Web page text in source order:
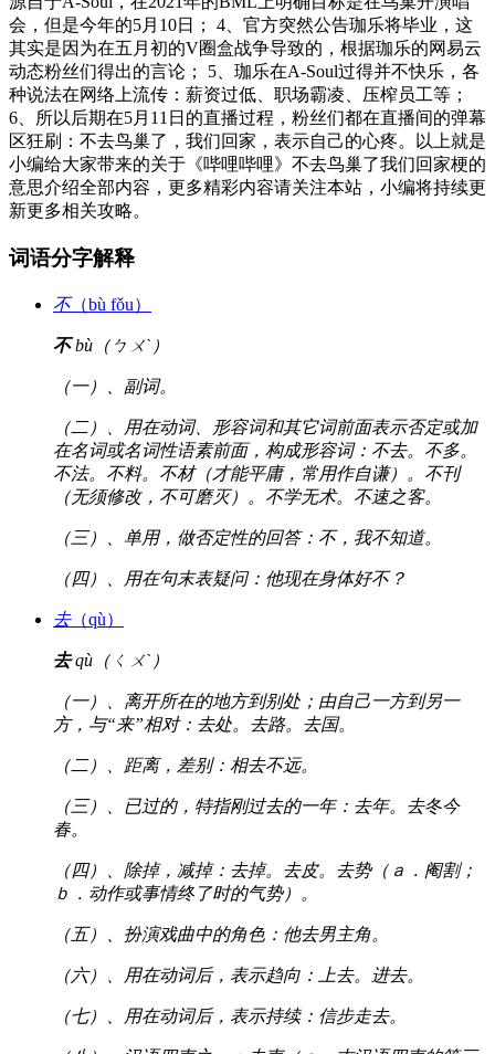
会，但是今年的5月10日； 4、官方突然公告珈乐将毕业，这
其实是因为在五月初的V圈盒战争导致的，根据珈乐的网易云
动态粉丝们得出的言论； 5、珈乐在A-Soul过得并不快乐，各
种说法在网络上流传：薪资过低、职场霸凌、压榨员工等；
6、所以后期在5月11日的直播过程，粉丝们都在直播间的弹幕
区狂刷：不去鸟巢了，我们回家，表示自己的心疼。以上就是
小编给大家带来的关于《哔哩哔哩》不去鸟巢了我们回家梗的
意思介绍全部内容，更多精彩内容请关注本站，小编将持续更
新更多相关攻略。
词语分字解释
不（bù fǒu）
不bù（ㄅㄨˋ）
（一）、副词。
（二）、用在动词、形容词和其它词前面表示否定或加
在名词或名词性语素前面，构成形容词：不去。不多。
不法。不料。不材（才能平庸，常用作自谦）。不刊
（无须修改，不可磨灭）。不学无术。不速之客。
（三）、单用，做否定性的回答：不，我不知道。
（四）、用在句末表疑问：他现在身体好不？
去（qù）
去qù（ㄑㄨˋ）
（一）、离开所在的地方到别处；由自己一方到另一
方，与“来”相对：去处。去路。去国。
（二）、距离，差别：相去不远。
（三）、已过的，特指刚过去的一年：去年。去冬今
春。
（四）、除掉，减掉：去掉。去皮。去势（ａ．阉割；
ｂ．动作或事情终了时的气势）。
（五）、扮演戏曲中的角色：他去男主角。
（六）、用在动词后，表示趋向：上去。进去。
（七）、用在动词后，表示持续：信步走去。